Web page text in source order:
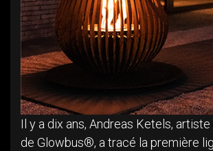
Il y a dix ans, Andreas Ketels,
de Glowbus®, a tracé la première